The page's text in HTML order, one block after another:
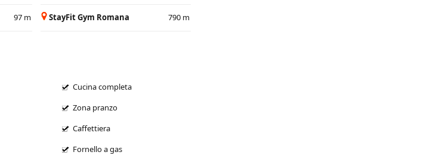
97 m StayFit Gym Romana 790 m
Cucina completa
Zona pranzo
Caffettiera
Fornello a gas